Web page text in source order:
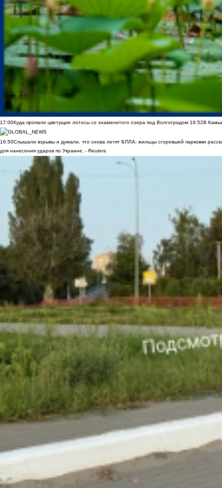
17:00Куда пропали цветущие лотосы со знаменитого озера под Волгоградом 16:52В
16:50Слышали взрывы и думали, что снова летят БПЛА: жильцы сгоревшей парковки
для нанесения ударов по Украине, - Reuters